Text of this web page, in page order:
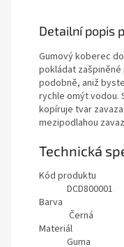
Detailní popis
Gumový koberec
pokládat
podobně, aniž
rychle omýt vodou.
kopíruje tvar
mezipodlahou
Technická
Kód produktu
DCD800001
Barva
Černá
Materiál
Guma